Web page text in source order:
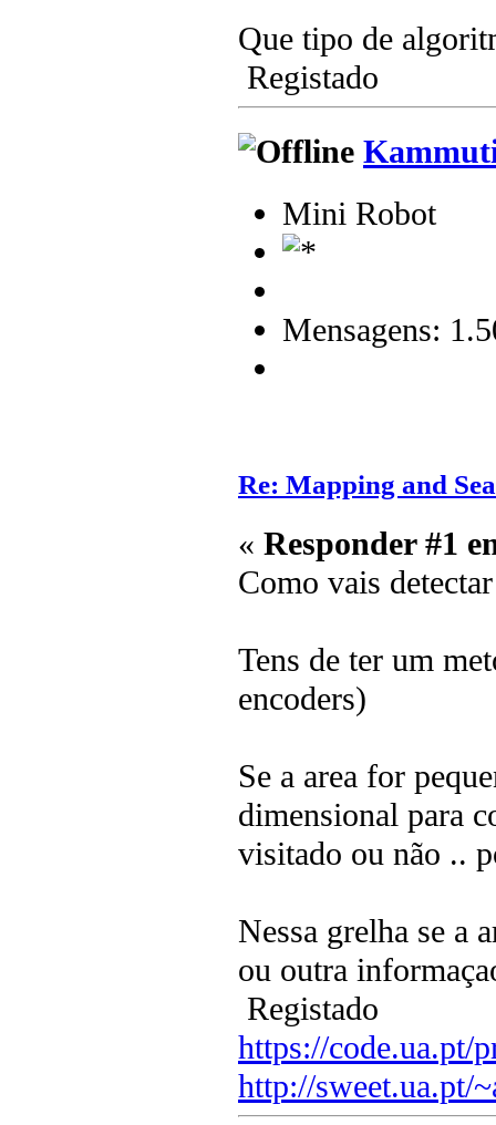
Que tipo de
Registado
Mini Robot
Mensagens:
Re: Mapping and
« Responder #1
Como vais
Tens de ter um
encoders)
Se a area for
dimensional para
visitado ou não ..
Nessa grelha se a
ou outra
Registado
https://code.ua.pt/
http://sweet.ua.pt/